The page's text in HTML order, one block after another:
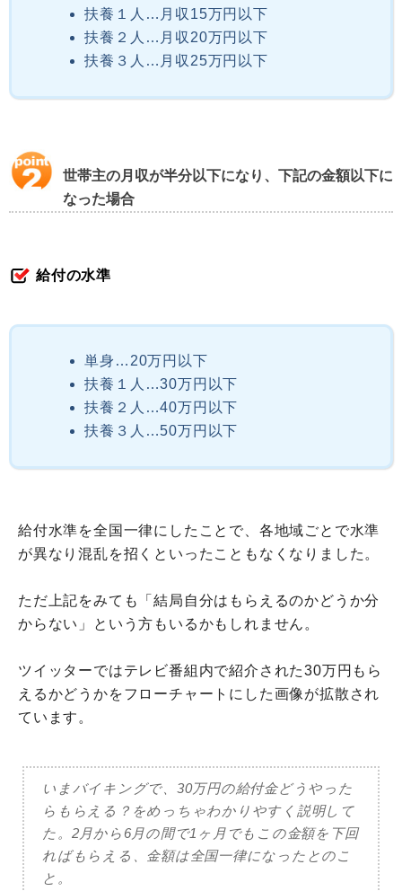
扶養１人…月収15万円以下
扶養２人…月収20万円以下
扶養３人…月収25万円以下
世帯主の月収が半分以下になり、下記の金額以下に
なった場合
給付の水準
単身…20万円以下
扶養１人…30万円以下
扶養２人…40万円以下
扶養３人…50万円以下
給付水準を全国一律にしたことで、各地域ごとで水準
が異なり混乱を招くといったこともなくなりました。
ただ上記をみても「結局自分はもらえるのかどうか分
からない」という方もいるかもしれません。
ツイッターではテレビ番組内で紹介された30万円もら
えるかどうかをフローチャートにした画像が拡散され
ています。
いまバイキングで、30万円の給付金どうやった
らもらえる？をめっちゃわかりやすく説明して
た。2月から6月の間で1ヶ月でもこの金額を下回
ればもらえる、金額は全国一律になったとのこ
と。